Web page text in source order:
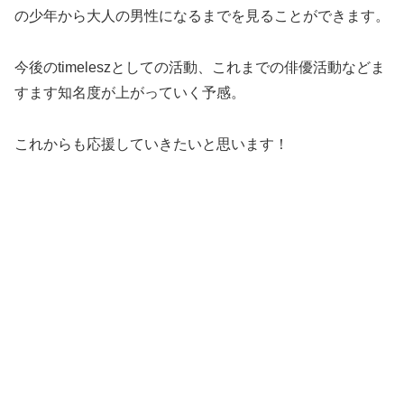
の少年から大人の男性になるまでを見ることができます。
今後のtimeleszとしての活動、これまでの俳優活動などま
すます知名度が上がっていく予感。
これからも応援していきたいと思います！